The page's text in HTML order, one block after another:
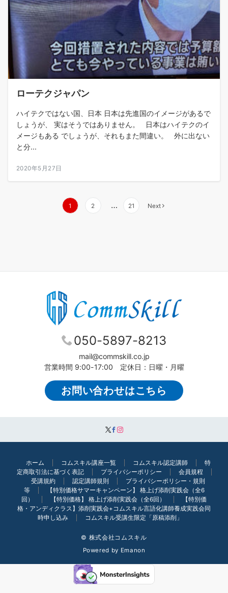
ローテクジャパン
ハイテクではない国、日本 日本は先進国のイメージがあるで
しょうが、 実はそうではありません。 日本はハイテクのイ
メージもある でしょうが、それもまた間違い。 外に出ない
と分...
2020年5月27日
1 2 … 21 Next
050-5897-8213
mail@commskill.co.jp
営業時間 9:00-17:00 定休日：日曜・月曜
お問い合わせはこちら
ホーム コムスキル講座一覧 コムスキル認定講師
特
定商取引法に基づく表記
プライバシーポリシー
会員規程
受講規約
認定講師規則
プライバシーポリシー・規則
等
【特別価格サマーキャンペーン】 格上げ添削実践会（全6
回）
【特別価格】 格上げ添削実践会（全6回）
【特別価
格・アンディクラス】添削実践会+コムスキル言語化講師養成実践会同
時申し込み
コムスキル受講生限定「原稿添削」
© 株式会社コムスキル
Powered by Emanon